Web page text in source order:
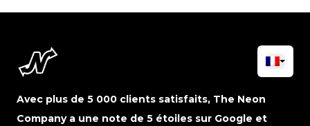
Avec plus de 5 000 clients satisfaits, The Neon
Company a une note de 5 étoiles sur Google et